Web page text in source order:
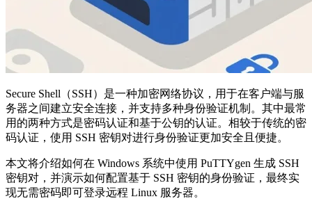
Secure Shell（SSH）是一种加密网络协议，用于在客户端与服
务器之间建立安全连接，并支持多种身份验证机制。其中最常
用的两种方式是密码认证和基于公钥的认证。相较于传统的密
码认证，使用 SSH 密钥对进行身份验证更加安全且便捷。
本文将介绍如何在 Windows 系统中使用 PuTTYgen 生成 SSH
密钥对，并演示如何配置基于 SSH 密钥的身份验证，最终实
现无需密码即可登录远程 Linux 服务器。